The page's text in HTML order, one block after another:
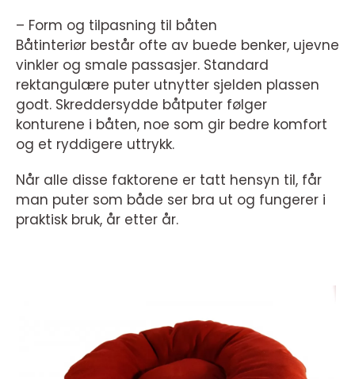
– Form og tilpasning til båten
Båtinteriør består ofte av buede benker, ujevne
vinkler og smale passasjer. Standard
rektangulære puter utnytter sjelden plassen
godt. Skreddersydde båtputer følger
konturene i båten, noe som gir bedre komfort
og et ryddigere uttrykk.
Når alle disse faktorene er tatt hensyn til, får
man puter som både ser bra ut og fungerer i
praktisk bruk, år etter år.